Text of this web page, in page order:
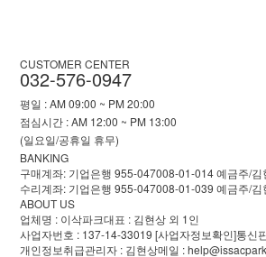
CUSTOMER CENTER
032-576-0947
평일 : AM 09:00 ~ PM 20:00
점심시간 : AM 12:00 ~ PM 13:00
(일요일/공휴일 휴무)
BANKING
구매계좌: 기업은행 955-047008-01-014 예금주/김
수리계좌: 기업은행 955-047008-01-039 예금주/김
ABOUT US
업체명 : 이삭파크대표 : 김현상 외 1인
사업자번호 : 137-14-33019[사업자정보확인]통신
개인정보취급관리자 : 김현상메일 :